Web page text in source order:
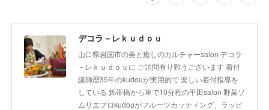
デコラ－レｋｕｄｏｕ
山口県岩国市の美と癒しのカルチャーsalon デコラ
－レｋｕｄｏｕに ご訪問有り難うございます 着付
講師歴35年のkudouが実用的で 楽しい着付指導を
している 錦帯橋から車で10分程の平田salon 野菜ソ
ムリエプロkudouがフルーツカッティング、ラッピ